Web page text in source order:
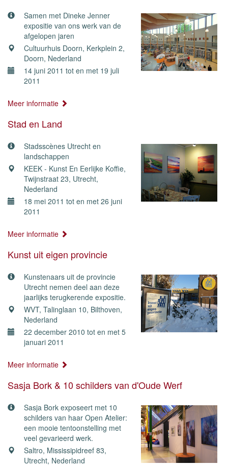
Samen met Dineke Jenner
expositie van ons werk van de
afgelopen jaren
Cultuurhuis Doorn, Kerkplein 2,
Doorn, Nederland
14 juni 2011 tot en met 19 juli
2011
Meer informatie
Stad en Land
Stadsscènes Utrecht en
landschappen
KEEK - Kunst En Eerlijke Koffie,
Twijnstraat 23, Utrecht,
Nederland
18 mei 2011 tot en met 26 juni
2011
Meer informatie
Kunst uit eigen provincie
Kunstenaars uit de provincie
Utrecht nemen deel aan deze
jaarlijks terugkerende expositie.
WVT, Talinglaan 10, Bilthoven,
Nederland
22 december 2010 tot en met 5
januari 2011
Meer informatie
Sasja Bork & 10 schilders van d'Oude Werf
Sasja Bork exposeert met 10
schilders van haar Open Atelier:
een mooie tentoonstelling met
veel gevarieerd werk.
Saltro, Mississipidreef 83,
Utrecht, Nederland